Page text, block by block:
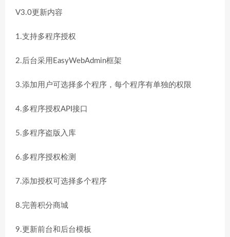
V3.0更新内容
1.支持多程序授权
2.后台采用EasyWebAdmin框架
3.添加用户可选择多个程序，每个程序有单独的权限
4.多程序授权API接口
5.多程序盗版入库
6.多程序授权检测
7.添加授权可选择多个程序
8.完善积分商城
9.更新前台和后台模板